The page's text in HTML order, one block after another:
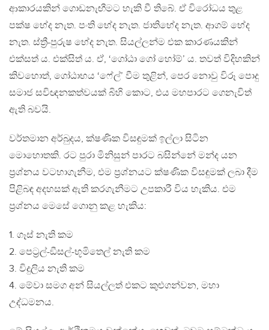
ආකාරයකින් ගොඩනැඟීමට හැකි වී තිබේ. ඒ විරෝධය තුළ
පක්ෂ භේද නැත. පංති භේද නැත. ජාතිභේද නැත. ආගම් භේද
නැත. ස්ත්‍රී-පුරුෂ භේද නැත. සියල්ලන්ම එක කාරණයකින්
එක්සත් ය. එක්සිත් ය. ඒ, ‘ගෝඨා ගෝ හෝම්’ ය. තවත් විදිහකින්
කිවහොත්, ගෝඨාභය ‘ෆේල්’ වීම තුළින්, පෙර නොවු විරූ පොදු
සමාජ සවිඥනකත්වයක් බිහි කොට, එය මහපාරට ගෙනැවිත්
ඇති බවයි.
වර්තමාන අර්බුදය, ක්ෂණික විසඳුමක් ඉල්ලා සිටින
මොහොතකි. රට පුරා මිනිසුන් පාරට බසින්නේ මන්ද යන
ප්‍රශ්නය වටහාගැනීම, එම ප්‍රශ්නයට ක්ෂණික විසඳුමක් ලබා දීම
පිළිබඳ අදහසක් ඇති කරගැනීමට උපකාරී විය හැකිය. එම
ප්‍රශ්නය මෙසේ ගොනු කළ හැකිය:
1. ගෑස් නැති කම
2. පෙට්‍රල්-ඞීසල්-භූමිතෙල් නැති කම
3. විදුලිය නැති කම
4. මේවා සමග අන් සියල්ලත් එකට කුළුගන්වන, මහා
උද්ධමනය.